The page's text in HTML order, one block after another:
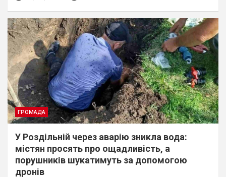
ГРОМАДА
У Роздільній через аварію зникла вода:
містян просять про ощадливість, а
порушників шукатимуть за допомогою
дронів